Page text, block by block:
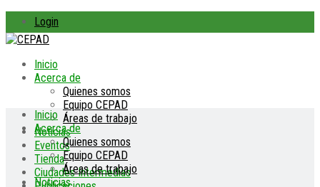
Login
Inicio
Acerca de
Quienes somos
Equipo CEPAD
Áreas de trabajo
Noticias
Eventos
Tienda
Ciudades Intermedias
Inicio
Acerca de
Quienes somos
Equipo CEPAD
Áreas de trabajo
Noticias